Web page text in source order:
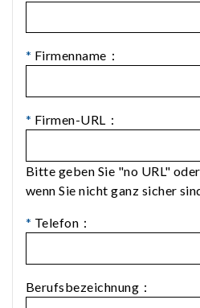
* Firmenname：
* Firmen-URL：
Bitte geben Sie "no URL"
wenn Sie nicht ganz sicher
* Telefon：
Berufsbezeichnung：